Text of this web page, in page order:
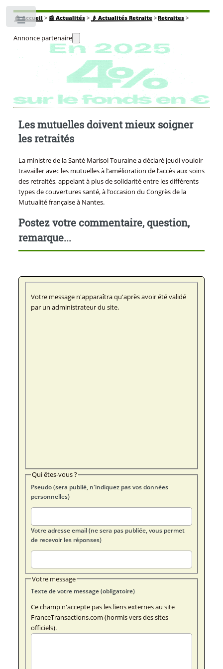
🏠Accueil > 📰 Actualités> 👴 Actualités Retraite>Retraites >
Annonce partenaire
Les mutuelles doivent mieux soigner
les retraités
La ministre de la Santé Marisol Touraine a déclaré jeudi vouloir
travailler avec les mutuelles à l’amélioration de l’accès aux soins
des retraités, appelant à plus de solidarité entre les différents
types de couvertures santé, à l’occasion du Congrès de la
Mutualité française à Nantes.
Postez votre commentaire, question,
remarque...
Votre message n'apparaîtra qu'après avoir été validé
par un administrateur du site.
Qui êtes-vous ?
Pseudo (sera publié, n'indiquez pas vos données
personnelles)
Votre adresse email (ne sera pas publiée, vous permet
de recevoir les réponses)
Votre message
Texte de votre message (obligatoire)
Ce champ n'accepte pas les liens externes au site
FranceTransactions.com (hormis vers des sites
officiels).
Toggle